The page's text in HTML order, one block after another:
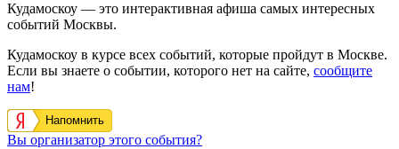
Кудамоскоу — это интерактивная афиша самых интересных
событий Москвы.
Кудамоскоу в курсе всех событий, которые пройдут в Москве.
Если вы знаете о событии, которого нет на сайте, сообщите
нам!
Напомнить
Вы организатор этого события?